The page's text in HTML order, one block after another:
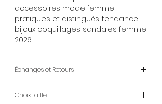
accessoires mode femme
pratiques et distingués. tendance
bijoux coquillages sandales femme
2026.
Échanges et Retours
- LIVRAISON À DOMICILE : 2-7 jours
Choix taille